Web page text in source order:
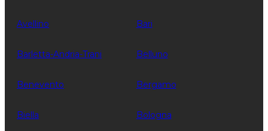
Avellino Bari
Barletta-Andria-Trani Belluno
Benevento Bergamo
Biella Bologna